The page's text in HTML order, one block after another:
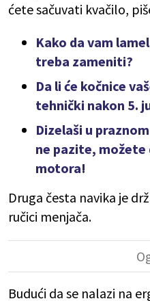
ćete sačuvati kvačilo,
Kako da vam
treba zameniti?
Da li će kočnice
tehnički nakon 5.
Dizelaši u
ne pazite,
motora!
Druga česta navika je
ručici menjača.
Budući da se nalazi na